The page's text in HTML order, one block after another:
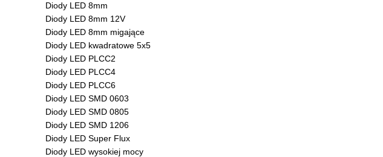
Diody LED 8mm
Diody LED 8mm 12V
Diody LED 8mm migające
Diody LED kwadratowe 5x5
Diody LED PLCC2
Diody LED PLCC4
Diody LED PLCC6
Diody LED SMD 0603
Diody LED SMD 0805
Diody LED SMD 1206
Diody LED Super Flux
Diody LED wysokiej mocy